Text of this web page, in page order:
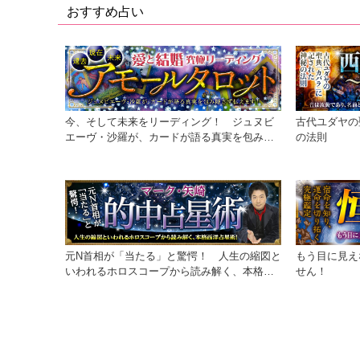
おすすめ占い
今、そして未来をリーディング！ ジュヌビ
エーヴ・沙羅が、カードが語る真実を包み隠
古代ユダヤ
の法則
元N首相が「当たる」と驚愕！ 人生の縮図と
いわれるホロスコープから読み解く、本格西
もう目に見
せん！